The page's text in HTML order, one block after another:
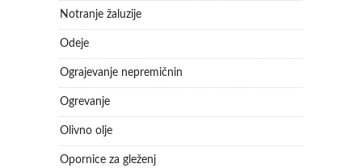
Notranje žaluzije
Odeje
Ograjevanje nepremičnin
Ogrevanje
Olivno olje
Opornice za gleženj